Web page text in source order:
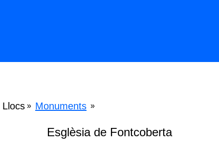
Llocs » Monuments »
Esglèsia de Fontcoberta